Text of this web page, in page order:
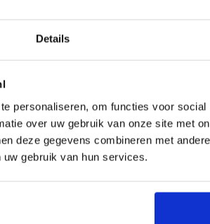
Details
personaliseren, om functies voor
over uw gebruik van onze site met
deze gegevens combineren met
gebruik van hun services.